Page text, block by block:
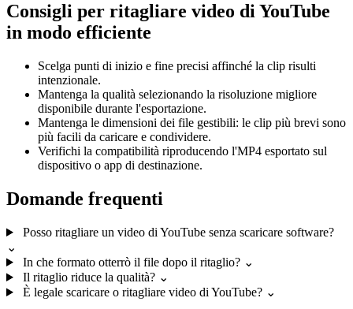
Consigli per ritagliare video di YouTube
in modo efficiente
Scelga punti di inizio e fine precisi affinché la clip risulti
intenzionale.
Mantenga la qualità selezionando la risoluzione migliore
disponibile durante l'esportazione.
Mantenga le dimensioni dei file gestibili: le clip più brevi sono
più facili da caricare e condividere.
Verifichi la compatibilità riproducendo l'MP4 esportato sul
dispositivo o app di destinazione.
Domande frequenti
Posso ritagliare un video di YouTube senza scaricare software?
⌄
In che formato otterrò il file dopo il ritaglio? ⌄
Il ritaglio riduce la qualità? ⌄
È legale scaricare o ritagliare video di YouTube? ⌄